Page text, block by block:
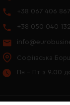
+38 067 406
+38 050 040
Софіївська
Пн - Пт з 9.00